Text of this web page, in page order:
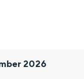
2026